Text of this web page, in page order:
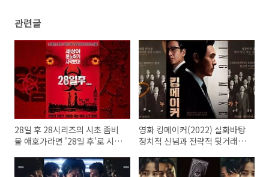
관련글
28일 후 28시리즈의 시초 좀비
물 애호가라면 '28일 후'로 시작
영화 킹메이커(2022) 실화바탕
정치적 신념과 전략적 뒷거래의